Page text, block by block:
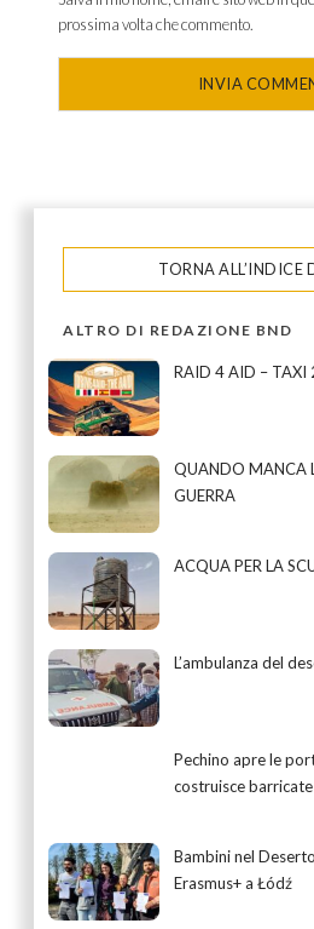
prossima volta che commento.
TORNA ALL’INDICE
ALTRO DI REDAZIONE BND
RAID 4 AID – TAXI
QUANDO MANCA
GUERRA
ACQUA PER LA
L’ambulanza del
Pechino apre le
costruisce barricate
Bambini nel
Erasmus+ a Łódź